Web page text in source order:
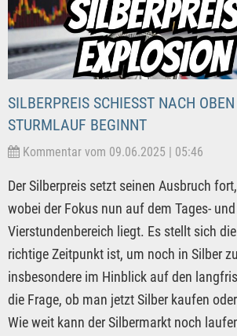
SILBERPREIS SCHIESST NACH OBEN -
TURMLAUF BEGINNT
Kommentar vom 09.06.2025 | 05:46
Der Silberpreis setzt seinen Ausbruch
wobei der Fokus nun auf dem Tages- und
Vierstundenbereich liegt. Es stellt sich
richtige Zeitpunkt ist, um noch in Silber
insbesondere im Hinblick auf den
die Frage, ob man jetzt Silber kaufen
Wie weit kann der Silbermarkt noch